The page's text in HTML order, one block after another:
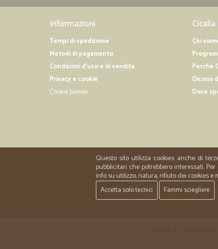
Informazioni
Tempi di spedizione
Metodi di pagamento
Condizioni d'uso e di vendita
Privacy e cookie
Cookie banner
Cicalia
Chi
Perché
Dicono
Dove
Questo sito utilizza cookies anche di
pubblicitari che potrebbero interessati.
info su utilizzo, natura, rifiuto dei cookies
Accetta solo tecnici Fammi sciegliere